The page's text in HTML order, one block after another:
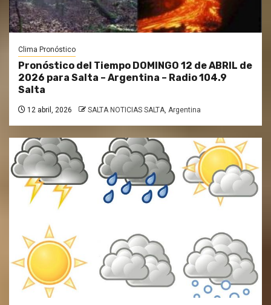
Clima Pronóstico
Pronóstico del Tiempo DOMINGO 12 de ABRIL de
2026 para Salta – Argentina – Radio 104.9
Salta
12 abril, 2026 SALTA NOTICIAS SALTA, Argentina